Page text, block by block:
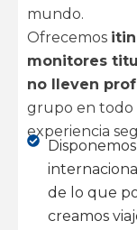
mundo.
Ofrecemos
monitores
no lleven
grupo en todo
experiencia
de lo que
creamos